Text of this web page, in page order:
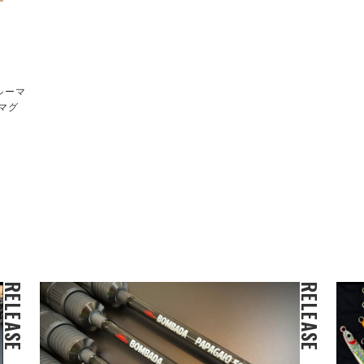
ーマ
グ
RELEASE RELEASE